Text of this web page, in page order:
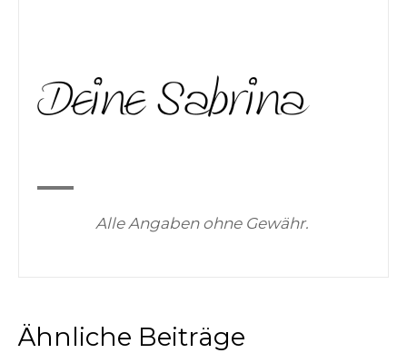
Alle Angaben ohne Gewähr.
Ähnliche Beiträge